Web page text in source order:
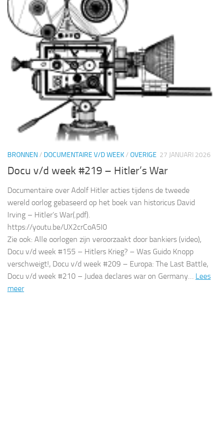
BRONNEN/ DOCUMENTAIRE V/D WEEK/ OVERIGE 27 JANUARI 2026
Docu v/d week #219 – Hitler’s War
Documentaire over Adolf Hitler acties tijdens de tweede
wereld oorlog gebaseerd op het boek van historicus David
Irving – Hitler’s War(.pdf).
https://youtu.be/UX2crCoA5I0
Zie ook: Alle oorlogen zijn veroorzaakt door bankiers (video),
Docu v/d week #155 – Hitlers Krieg? – Was Guido Knopp
verschweigt!, Docu v/d week #209 – Europa: The Last Battle,
Docu v/d week #210 – Judea declares war on Germany… Lees
meer